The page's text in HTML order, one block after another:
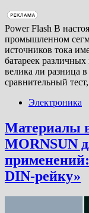
Power Flash В
промышленном
источников тока
батареек
велика ли разница
сравнительный
Электроника
Материалы
MORNSUN
DIN-рейку»